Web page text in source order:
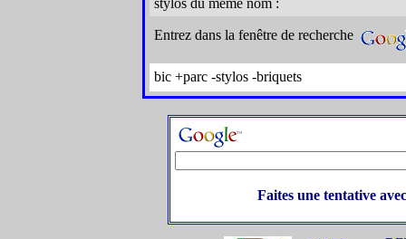
stylos du même nom :
Entrez dans la fenêtre de recherche
bic +parc -stylos -briquets
Faites une tentative